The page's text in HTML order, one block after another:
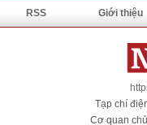
RSS Giới thiệu
Tạp chí
Cơ quan